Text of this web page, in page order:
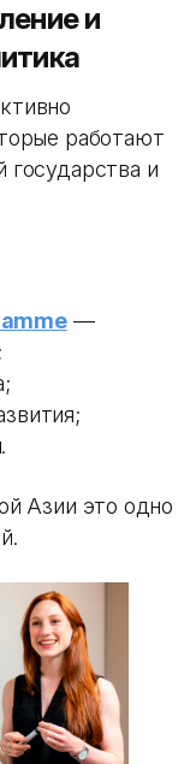
и
работают
и
—
Азии это одно